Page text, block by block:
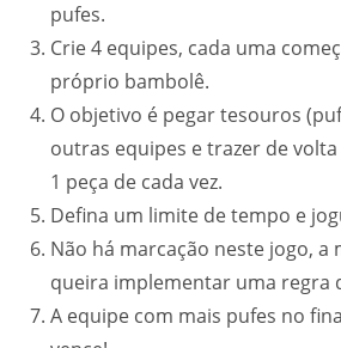
pufes.
Crie 4 equipes, cada uma
próprio bambolê.
O objetivo é pegar tesouros
outras equipes e trazer de
1 peça de cada vez.
Defina um limite de tempo e
Não há marcação neste jogo, a
queira implementar uma regra
A equipe com mais pufes no